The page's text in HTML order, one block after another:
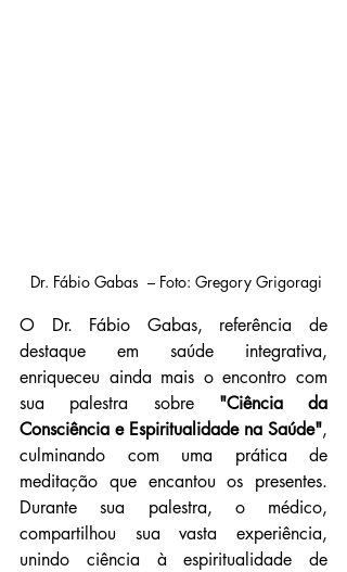
Dr. Fábio Gabas  – Foto: Gregory Grigoragi
O Dr. Fábio Gabas, referência de
destaque em saúde integrativa,
enriqueceu ainda mais o encontro com
sua palestra sobre "Ciência da
Consciência e Espiritualidade na Saúde",
culminando com uma prática de
meditação que encantou os presentes.
Durante sua palestra, o médico,
compartilhou sua vasta experiência,
unindo ciência à espiritualidade de